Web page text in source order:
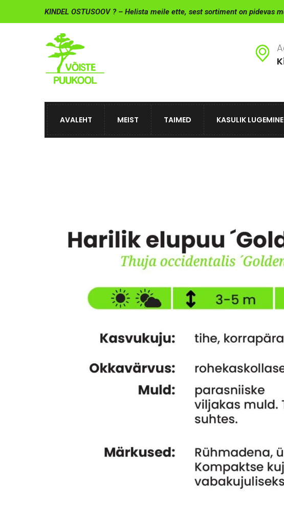
KINDEL OSTUSOOV ? – Helista meile ette, sest sortiment on pidevas
AVALEHT MEIST TAIMED KASULIK LUGEMINE